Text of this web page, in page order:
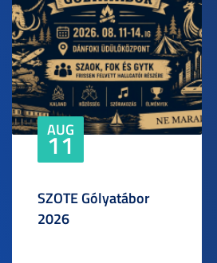
AUG
11
SZOTE Gólyatábor
2026